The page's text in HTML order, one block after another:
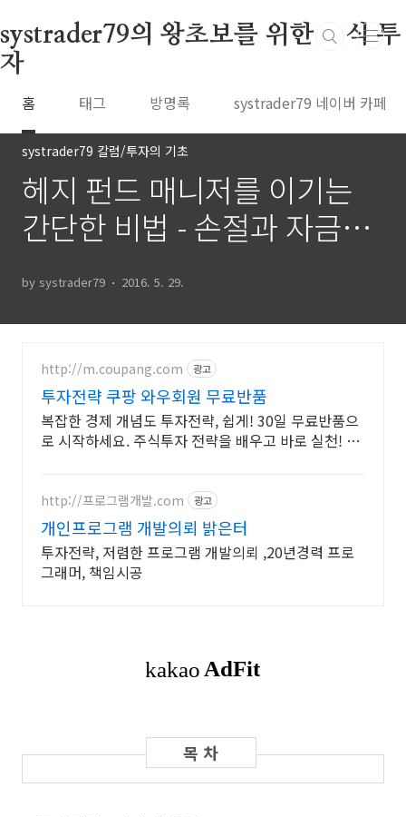
systrader79의 왕초보를 위한 주식 투
자
홈 태그 방명록 systrader79 네이버 카페
systrader79 칼럼/투자의 기초
헤지 펀드 매니저를 이기는
간단한 비법 - 손절과 자금관
by systrader79 2016. 5. 29.
http://m.coupang.com 광고
투자전략 쿠팡 와우회원 무료반품
복잡한 경제 개념도 투자전략, 쉽게! 30일 무료반품으
로 시작하세요. 주식투자 전략을 배우고 바로 실천! 오
http://프로그램개발.com 광고
개인프로그램 개발의뢰 밝은터
투자전략, 저렴한 프로그램 개발의뢰 ,20년경력 프로
그래머, 책임시공